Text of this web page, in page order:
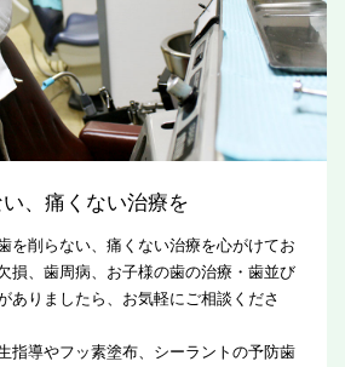
、痛くない治療を
を削らない、痛くない治療を心がけてお
損、歯周病、お子様の歯の治療・歯並び
ありましたら、お気軽にご相談くださ
指導やフッ素塗布、シーラントの予防歯